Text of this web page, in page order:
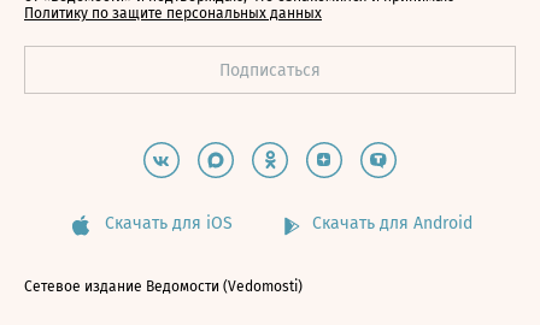
Политику по защите персональных данных
Скачать для iOS Скачать для Android
Сетевое издание Ведомости (Vedomosti)